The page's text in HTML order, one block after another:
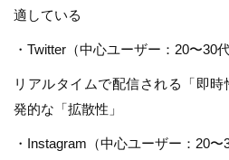
適している
・Twitter（中心ユーザー：20〜30代
リアルタイムで配信される「即
発的な「拡散性」
・Instagram（中心ユーザー：20〜